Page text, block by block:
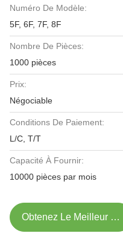
Numéro De Modèle:
5F, 6F, 7F, 8F
Nombre De Pièces:
1000 pièces
Prix:
Négociable
Conditions De Paiement:
L/C, T/T
Capacité À Fournir:
10000 pièces par mois
Obtenez Le Meilleur Prix